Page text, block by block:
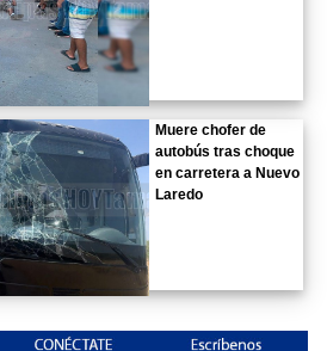
Muere chofer de
autobús tras choque
en carretera a Nuevo
Laredo